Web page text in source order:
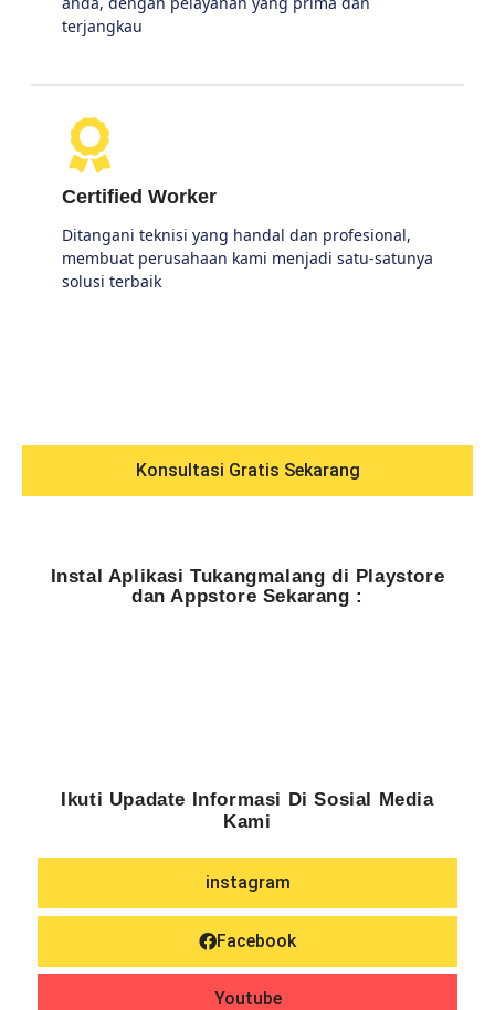
terjangkau
Certified Worker
Ditangani teknisi yang handal dan profesional,
membuat perusahaan kami menjadi satu-satunya
solusi terbaik
Konsultasi Gratis Sekarang
Instal Aplikasi Tukangmalang di Playstore
dan Appstore Sekarang :
Ikuti Upadate Informasi Di Sosial Media
Kami
instagram
Facebook
Youtube